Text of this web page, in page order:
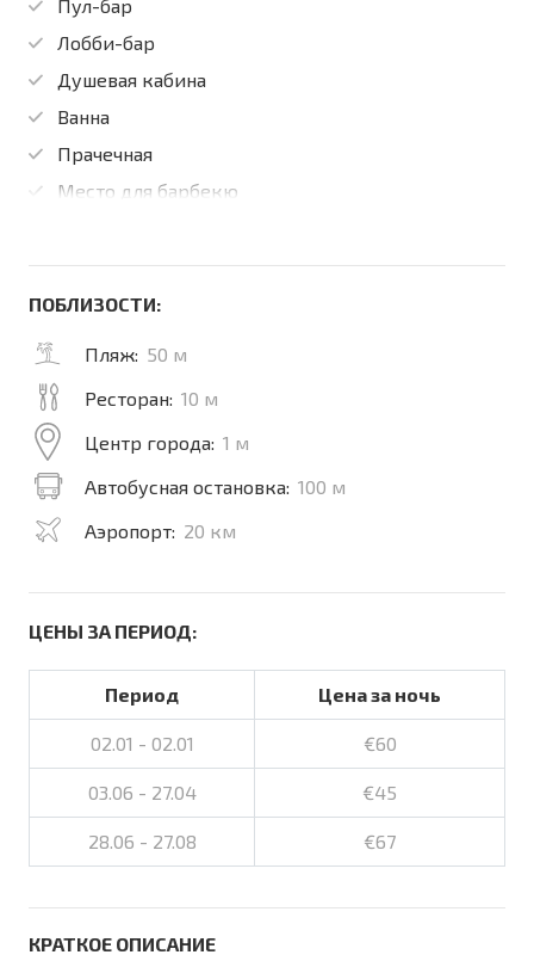
Пул-бар
Лобби-бар
Душевая кабина
Ванна
Прачечная
Место для барбекю
ПОБЛИЗОСТИ:
Пляж: 50 м
Ресторан: 10 м
Центр города: 1 м
Автобусная остановка: 100 м
Аэропорт: 20 км
ЦЕНЫ ЗА ПЕРИОД:
Период Цена за ночь
02.01 - 02.01 €60
03.06 - 27.04 €45
28.06 - 27.08 €67
КРАТКОЕ ОПИСАНИЕ